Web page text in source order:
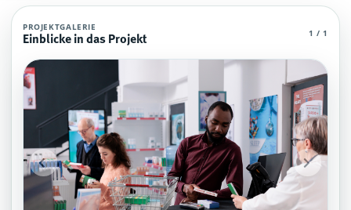
Apotheker Agent (MCP)
Apotheker Agent (MCP), die über grundlegendes und spezielles Wissen
Projektteam: SupraTix GmbH.
Historischer Finanzierungsstand: 0 EUR von 40.000,00 EUR.
Unterstützer:innen: 0. Erreicht: 0 Prozent.
Historisch veröffentlichte Unterstützungsoptionen: 4.
Aktiver Seitenabschnitt: information.
Qualitätssicherung: Kanonische URL, Robots-Angaben,
PROJEKTGALERIE
Einblicke in das Projekt
1 / 1